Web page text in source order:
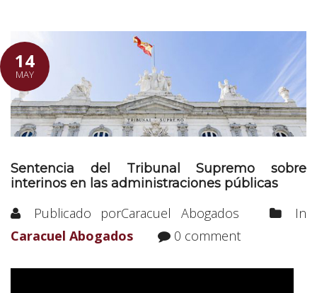
14
MAY
Sentencia del Tribunal Supremo sobre
interinos en las administraciones públicas
Publicado porCaracuel Abogados
In
Caracuel Abogados
0 comment